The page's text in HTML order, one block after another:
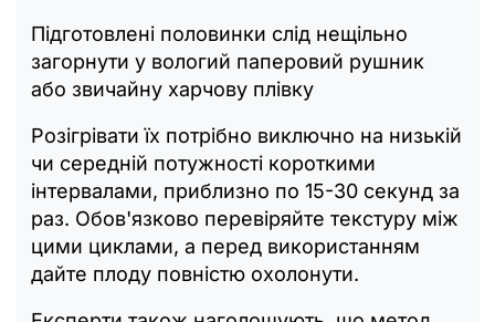
Підготовлені половинки слід нещільно
загорнути у вологий паперовий рушник
або звичайну харчову плівку
Розігрівати їх потрібно виключно на низькій
чи середній потужності короткими
інтервалами, приблизно по 15-30 секунд за
раз. Обов'язково перевіряйте текстуру між
цими циклами, а перед використанням
дайте плоду повністю охолонути.